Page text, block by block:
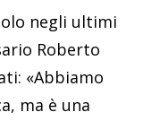
negli ultimi
Roberto
«Abbiamo
ma è una